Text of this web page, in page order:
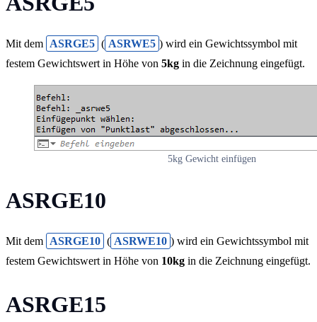
Mit dem ASRGE5 ( ASRWE5 ) wird ein Gewichtssymbol mit
festem Gewichtswert in Höhe von 5kg in die Zeichnung eingefügt.
5kg Gewicht einfügen
ASRGE10
Mit dem ASRGE10 ( ASRWE10 ) wird ein Gewichtssymbol mit
festem Gewichtswert in Höhe von 10kg in die Zeichnung eingefügt.
ASRGE15